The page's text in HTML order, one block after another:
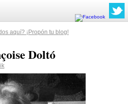
aquí? ¡Propón tu blog!
Doltó